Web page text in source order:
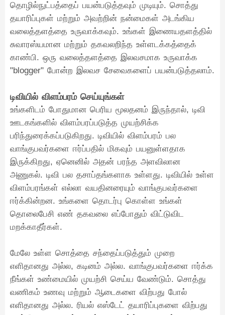
தொழில்நுட்பத்தைப் பயன்படுத்தவும் முடியும். சொத்து
தயாரிப்புகள் மற்றும் அவற்றின் நன்மைகள் அடங்கிய
வலைத்தளத்தை உருவாக்கவும். உங்கள் இணையதளத்தில்
சுவாரஸ்யமான மற்றும் தகவலறிந்த உள்ளடக்கத்தைக்
காண்பி. ஒரு வலைத்தளத்தை இலவசமாக உருவாக்க
"blogger" போன்ற இலவச சேவைகளைப் பயன்படுத்தலாம்.
டிவியில் விளம்பரம் செய்யுங்கள்
உங்களிடம் போதுமான பெரிய மூலதனம் இருந்தால், டிவி
ஊடகங்களில் விளம்பரப்படுத்த முயற்சிக்க
பரிந்துரைக்கப்படுகிறது. டிவியில் விளம்பரம் பல
வாங்குபவர்களை ஈர்ப்பதில் மிகவும் பயனுள்ளதாக
இருக்கிறது, ஏனெனில் அதன் பரந்த அளவிலான
அணுகல். டிவி பல தசாப்தங்களாக உள்ளது. டிவியில் உள்ள
விளம்பரங்கள் எல்லா வயதினரையும் வாங்குபவர்களை
ஈர்க்கின்றன. உங்களை தொடர்பு கொள்ள உங்கள்
தொலைபேசி எண் தகவலை எப்போதும் விட்டுவிட
மறக்காதீர்கள்.
மேலே உள்ள சொத்தை சந்தைப்படுத்தும் முறை
எளிதானது அல்ல, கடினம் அல்ல. வாங்குபவர்களை ஈர்க்க
நீங்கள் உண்மையில் முயற்சி செய்ய வேண்டும். சொத்து
வணிகம் உணவு மற்றும் ஆடைகளை விற்பது போல்
எளிதானது அல்ல. ரியல் எஸ்டேட் தயாரிப்புகளை விற்பது